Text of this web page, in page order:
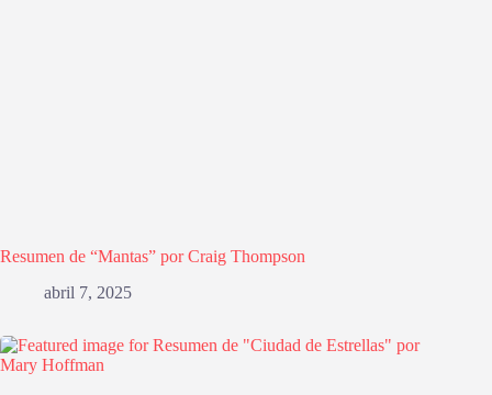
Resumen de “Mantas” por Craig Thompson
abril 7, 2025